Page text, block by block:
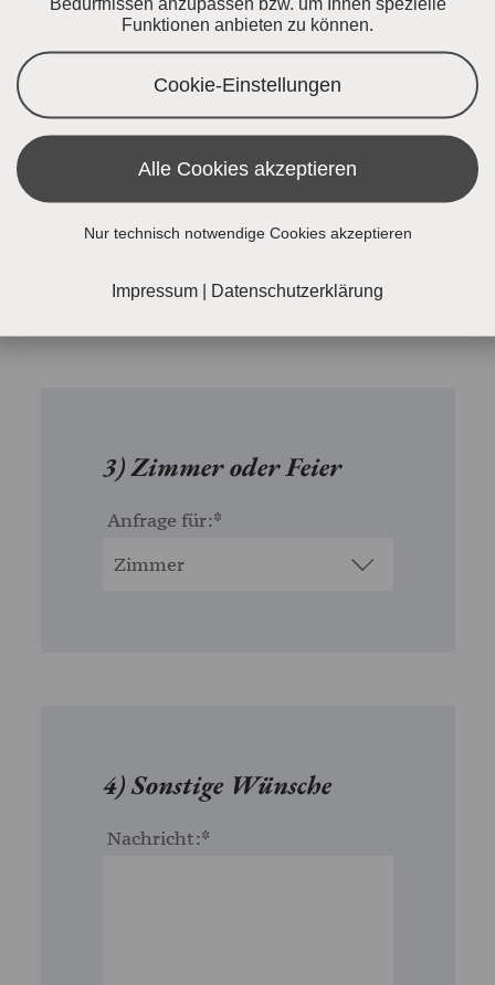
Alter der Kinder:
Anreise:
Abreise:
3) Zimmer oder Feier
Anfrage für:
4) Sonstige Wünsche
Nachricht:
Funktionen anbieten zu können.
Cookie-Einstellungen
Alle Cookies akzeptieren
Nur technisch notwendige Cookies akzeptieren
Impressum | Datenschutzerklärung